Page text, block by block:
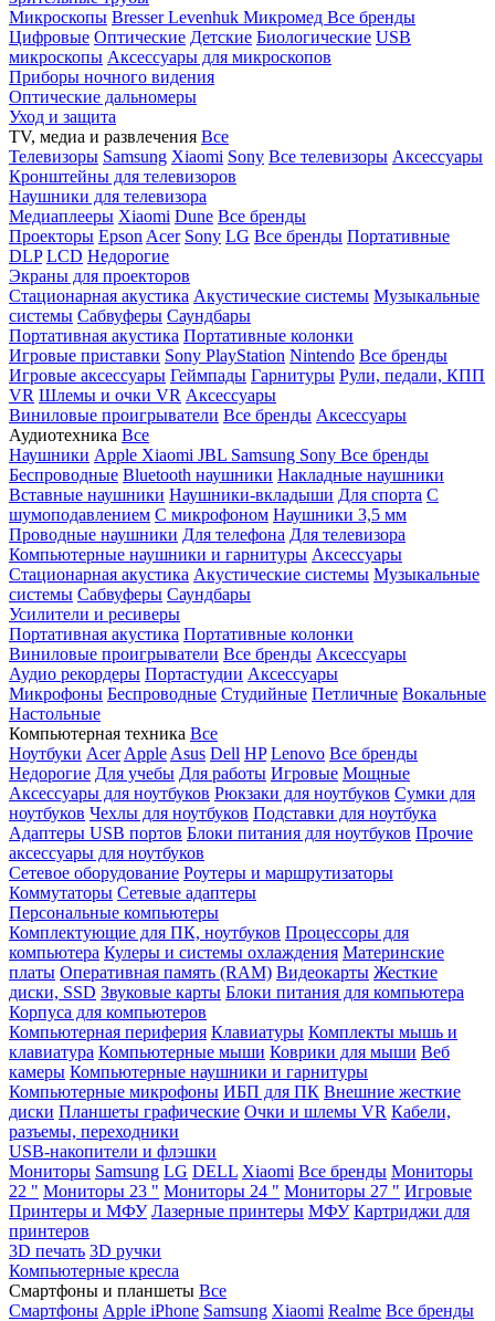
Микроскопы BresserLevenhuk Микромед Все бренды
Цифровые Оптические Детские Биологические USB
микроскопы Аксессуары для микроскопов
Приборы ночного видения
Оптические дальномеры
Уход и защита
TV, медиа и развлечения Все
Телевизоры Samsung Xiaomi Sony Все телевизоры Аксессуары
Кронштейны для телевизоров
Наушники для телевизора
Медиаплееры Xiaomi Dune Все бренды
Проекторы Epson Acer Sony LG Все бренды Портативные
DLP LCD Недорогие
Экраны для проекторов
Стационарная акустика Акустические системы Музыкальные
системы Сабвуферы Саундбары
Портативная акустика Портативные колонки
Игровые приставки Sony PlayStation Nintendo Все бренды
Игровые аксессуары Геймпады Гарнитуры Рули, педали, КПП
VR Шлемы и очки VR Аксессуары
Виниловые проигрыватели Все бренды Аксессуары
Аудиотехника Все
Наушники Apple Xiaomi JBL Samsung Sony Все бренды
Беспроводные Bluetooth наушники Накладные наушники
Вставные наушники Наушники-вкладыши Для спорта С
шумоподавлением С микрофоном Наушники 3,5 мм
Проводные наушники Для телефона Для телевизора
Компьютерные наушники и гарнитуры Аксессуары
Стационарная акустика Акустические системы Музыкальные
системы Сабвуферы Саундбары
Усилители и ресиверы
Портативная акустика Портативные колонки
Виниловые проигрыватели Все бренды Аксессуары
Аудио рекордеры Портастудии Аксессуары
Микрофоны Беспроводные Студийные Петличные Вокальные
Настольные
Компьютерная техника Все
Ноутбуки Acer Apple Asus Dell HP Lenovo Все бренды
Недорогие Для учебы Для работы Игровые Мощные
Аксессуары для ноутбуков Рюкзаки для ноутбуков Сумки для
ноутбуков Чехлы для ноутбуков Подставки для ноутбука
Адаптеры USB портов Блоки питания для ноутбуков Прочие
аксессуары для ноутбуков
Сетевое оборудование Роутеры и маршрутизаторы
Коммутаторы Сетевые адаптеры
Персональные компьютеры
Комплектующие для ПК, ноутбуков Процессоры для
компьютера Кулеры и системы охлаждения Материнские
платы Оперативная память (RAM) Видеокарты Жесткие
диски, SSD Звуковые карты Блоки питания для компьютера
Корпуса для компьютеров
Компьютерная периферия Клавиатуры Комплекты мышь и
клавиатура Компьютерные мыши Коврики для мыши Веб
камеры Компьютерные наушники и гарнитуры
Компьютерные микрофоны ИБП для ПК Внешние жесткие
диски Планшеты графические Очки и шлемы VR Кабели,
разъемы, переходники
USB-накопители и флэшки
Мониторы Samsung LG DELL Xiaomi Все бренды Мониторы
22 " Мониторы 23 " Мониторы 24 " Мониторы 27 " Игровые
Принтеры и МФУ Лазерные принтеры МФУ Картриджи для
принтеров
3D печать 3D ручки
Компьютерные кресла
Смартфоны и планшеты Все
Смартфоны Apple iPhone Samsung Xiaomi Realme Все бренды